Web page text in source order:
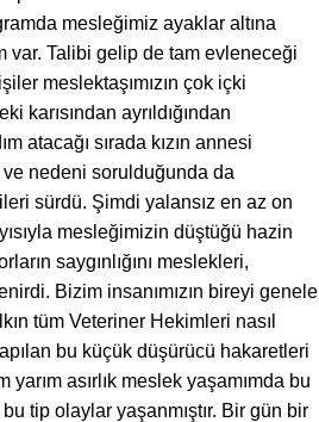
mesleğimiz ayaklar altına
var. Talibi gelip de tam evleneceği
meslektaşımızın çok içki
ayrıldığından
atacağı sırada kızın annesi
nedeni sorulduğunda da
ileri sürdü. Şimdi yalansız en az on
mesleğimizin düştüğü hazin
saygınlığını meslekleri,
Bizim insanımızın bireyi genele
tüm Veteriner Hekimleri nasıl
bu küçük düşürücü hakaretleri
asırlık meslek yaşamımda bu
tip olaylar yaşanmıştır. Bir gün bir